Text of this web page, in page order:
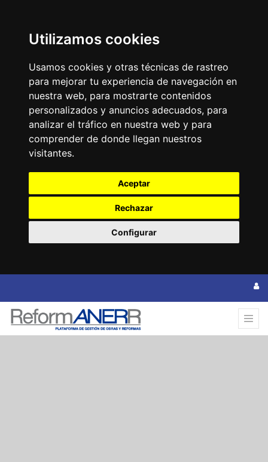
Utilizamos cookies
Usamos cookies y otras técnicas de rastreo
para mejorar tu experiencia de navegación en
nuestra web, para mostrarte contenidos
personalizados y anuncios adecuados, para
analizar el tráfico en nuestra web y para
comprender de donde llegan nuestros
visitantes.
Aceptar
Rechazar
Configurar